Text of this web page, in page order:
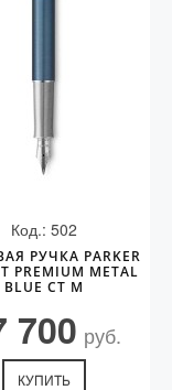
Код.: 502
РУЧКА PARKER
PREMIUM METAL
BLUE CT M
700 руб.
КУПИТЬ